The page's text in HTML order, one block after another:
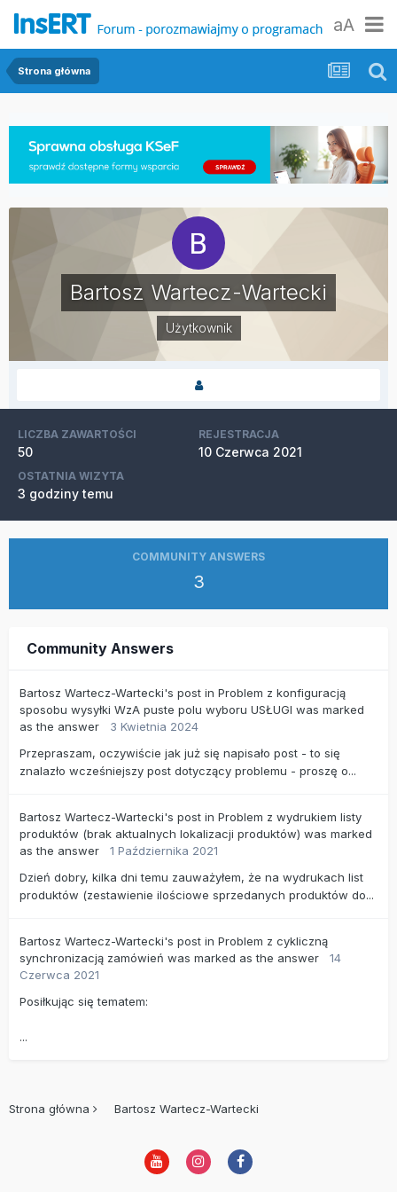
aA
Strona główna
Bartosz Wartecz-Wartecki
Użytkownik
LICZBA ZAWARTOŚCI
50
REJESTRACJA
10 Czerwca 2021
OSTATNIA WIZYTA
3 godziny temu
COMMUNITY ANSWERS
3
Community Answers
Bartosz Wartecz-Wartecki's post in Problem z konfiguracją
sposobu wysyłki WzA puste polu wyboru USŁUGI was marked
as the answer
3 Kwietnia 2024
Przepraszam, oczywiście jak już się napisało post - to się
znalazło wcześniejszy post dotyczący problemu - proszę o...
Bartosz Wartecz-Wartecki's post in Problem z wydrukiem listy
produktów (brak aktualnych lokalizacji produktów) was marked
as the answer
1 Października 2021
Dzień dobry, kilka dni temu zauważyłem, że na wydrukach list
produktów (zestawienie ilościowe sprzedanych produktów do...
Bartosz Wartecz-Wartecki's post in Problem z cykliczną
synchronizacją zamówień was marked as the answer
14
Czerwca 2021
Posiłkując się tematem:
...
Strona główna Bartosz Wartecz-Wartecki